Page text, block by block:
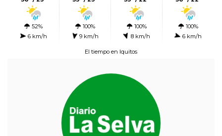
52%
6 km/h
100%
9 km/h
100%
8 km/h
100%
6 km/h
El tiempo en Iquitos